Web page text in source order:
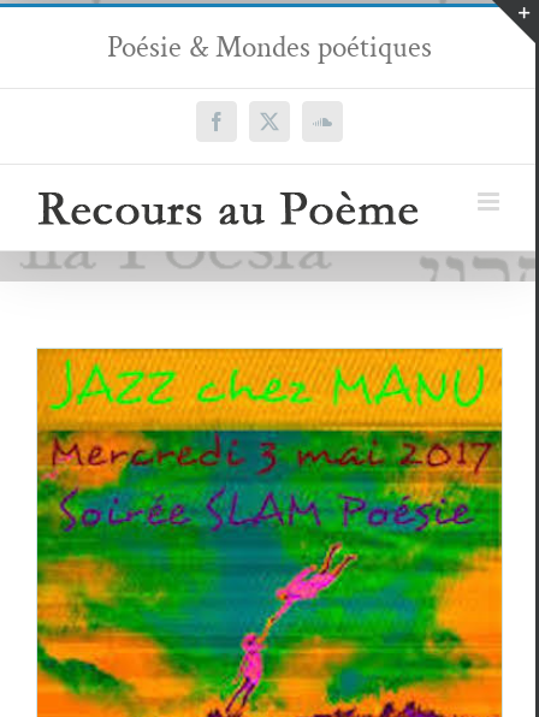
Passer
contenu
Poésie & Mondes poétiques
Facebook
X SoundCloud
Pascal Giovannetti : Le Slam ? Une ruse